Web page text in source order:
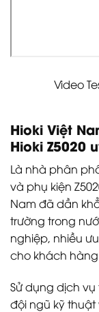
Video
Hioki Việt
Hioki Z5020
Là nhà phân
và phụ kiện
Nam đã dần
trường trong
nghiệp, nhiều
cho khách hàng
Sử dụng dịch vụ
đội ngũ kỹ thuật